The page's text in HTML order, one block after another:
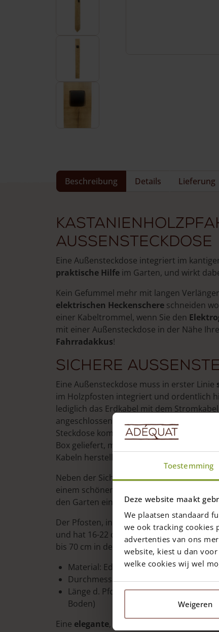
Toestemming
Deze website maakt
We plaatsen standaard
we ook tracking cookies
advertenties van ons
website, kiest u dan voor
welke cookies wij wel
Weigeren
Beschreibung Details Lieferung
Aussensteckdose
Eine Außensteckdose integriert im
praktische Hilfe im Garten, und wirkt
Kein Gefummel mehr mit langen
elektrischen Heckenschere schneiden
einer Kabeltrommel, wenn Sie den
mit einer Außensteckdose in der Nähe
Fahrradakkus!
Sichere
Eine Außensteckdose muss in erster Linie
im Holzpfosten integriert und ordentlich
lediglich das Erdkabel mit dem
angeschlossen ist. Sie verbinden das
Steckdose kommt. Der Pfahl wird mit
Box geliefert, mit der sich leicht eine
Kabeln herstellen lässt. Für die Sicherheit
Neben der Sicherheit spielt auch die
einem schönen dicken Holzpfahl aus
den Garten einfügt.
Der Pfosten, in dem die Außensteckdose
und hat 16-22 cm Durchmesser und eine
bis 70 cm in den Boden, sodass er – je
Material: Edelkastanie
Durchmesser d. Pfostens: 16-22 cm
Länge d. Pfostens: 150 cm ( 60- 70
Boden)
Eine elegante,